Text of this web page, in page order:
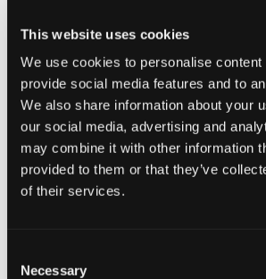
This website uses cookies
We use cookies to personalise content
provide social media features and to
We also share information about your
our social media, advertising and
may combine it with other information
provided to them or that they’ve
of their services.
Selection
Necessary
De maat lijkt
Te klein Perfect
MAATTABEL
KIES EEN MAAT
Recht op herroeping binnen 60 dagen